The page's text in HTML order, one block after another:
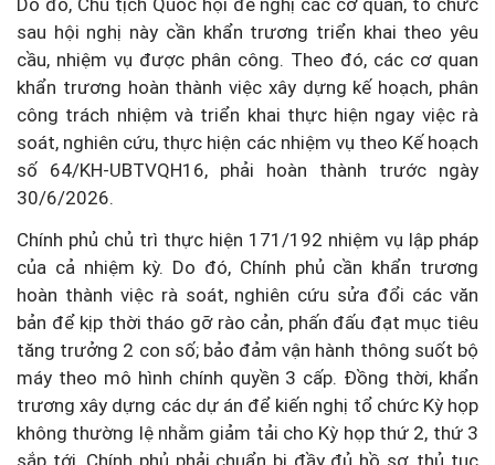
sau hội nghị này cần khẩn trương triển khai theo yêu
cầu, nhiệm vụ được phân công. Theo đó, các cơ quan
khẩn trương hoàn thành việc xây dựng kế hoạch, phân
công trách nhiệm và triển khai thực hiện ngay việc rà
soát, nghiên cứu, thực hiện các nhiệm vụ theo Kế hoạch
số 64/KH-UBTVQH16, phải hoàn thành trước ngày
30/6/2026.
Chính phủ chủ trì thực hiện 171/192 nhiệm vụ lập pháp
của cả nhiệm kỳ. Do đó, Chính phủ cần khẩn trương
hoàn thành việc rà soát, nghiên cứu sửa đổi các văn
bản để kịp thời tháo gỡ rào cản, phấn đấu đạt mục tiêu
tăng trưởng 2 con số; bảo đảm vận hành thông suốt bộ
máy theo mô hình chính quyền 3 cấp. Đồng thời, khẩn
trương xây dựng các dự án để kiến nghị tổ chức Kỳ họp
không thường lệ nhằm giảm tải cho Kỳ họp thứ 2, thứ 3
sắp tới. Chính phủ phải chuẩn bị đầy đủ hồ sơ, thủ tục